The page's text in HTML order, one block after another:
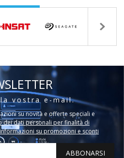
vostra e-mail.
su novità e offerte speciali e
dei dati personali per finalità di
su promozioni e sconti
ABBONARSI